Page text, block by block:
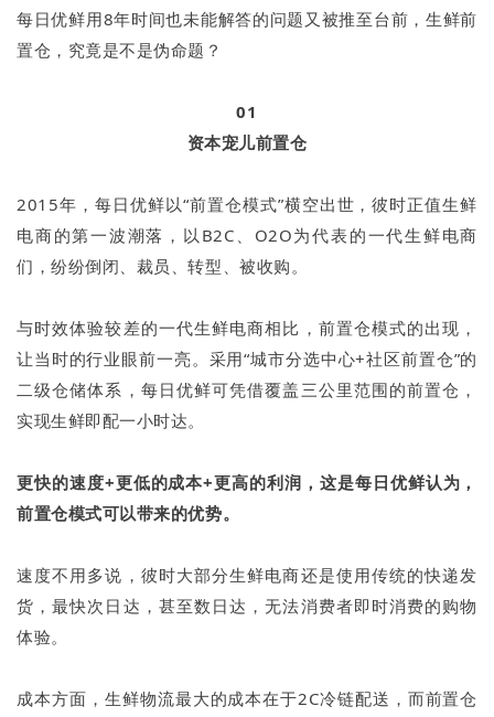
每日优鲜用8年时间也未能解答的问题又被推至台前，生鲜前
置仓，究竟是不是伪命题？
01
资本宠儿前置仓
2015年，每日优鲜以“前置仓模式”横空出世，彼时正值生鲜
电商的第一波潮落，以B2C、O2O为代表的一代生鲜电商
们，纷纷倒闭、裁员、转型、被收购。
与时效体验较差的一代生鲜电商相比，前置仓模式的出现，
让当时的行业眼前一亮。采用“城市分选中心+社区前置仓”的
二级仓储体系，每日优鲜可凭借覆盖三公里范围的前置仓，
实现生鲜即配一小时达。
更快的速度+更低的成本+更高的利润，这是每日优鲜认为，
前置仓模式可以带来的优势。
速度不用多说，彼时大部分生鲜电商还是使用传统的快递发
货，最快次日达，甚至数日达，无法消费者即时消费的购物
体验。
成本方面，生鲜物流最大的成本在于2C冷链配送，而前置仓